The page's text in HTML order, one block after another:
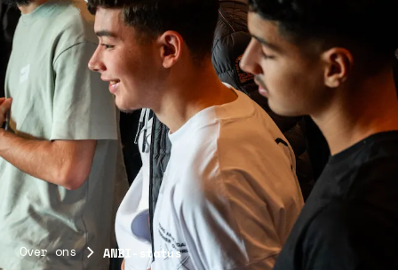
Over ons ANBI-status